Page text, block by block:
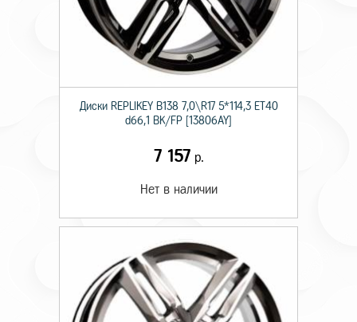
Диски RЕPLIKEY B138 7,0\R17 5*114,3 ET40
d66,1 BK/FP [13806AY]
7 157 р.
Нет в наличии